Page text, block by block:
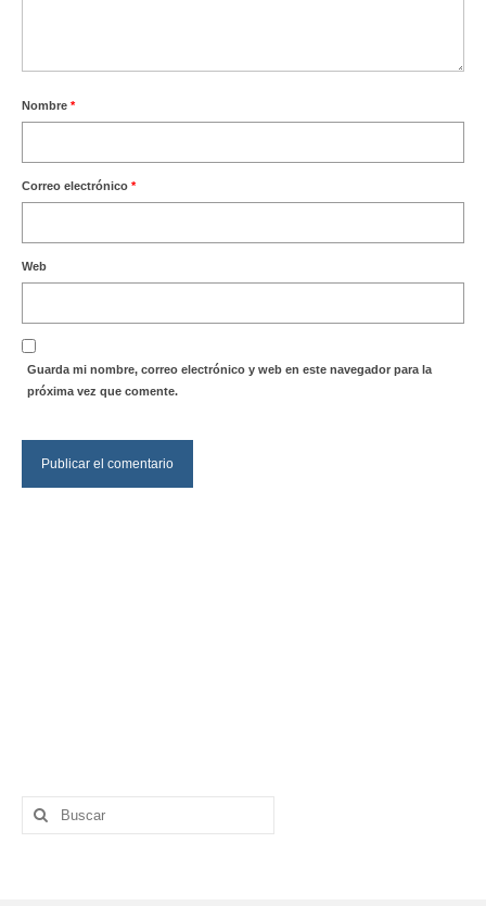
Nombre *
Correo electrónico *
Web
Guarda mi nombre, correo electrónico y web en este navegador para la
próxima vez que comente.
Buscar
por: